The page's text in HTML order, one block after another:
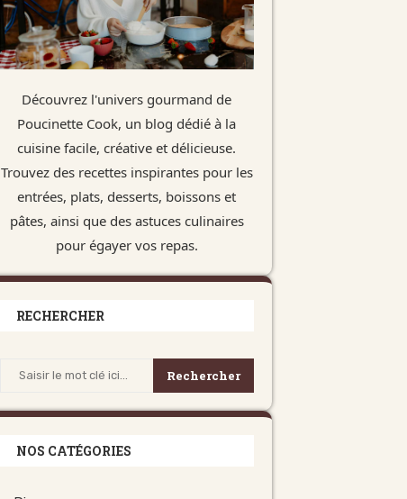
Découvrez l'univers gourmand de
Poucinette Cook, un blog dédié à la
cuisine facile, créative et délicieuse.
Trouvez des recettes inspirantes pour les
entrées, plats, desserts, boissons et
pâtes, ainsi que des astuces culinaires
pour égayer vos repas.
RECHERCHER
Rechercher
NOS CATÉGORIES